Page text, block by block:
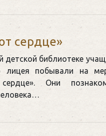
сердце»
детской библиотеке
лицея побывали на
Они